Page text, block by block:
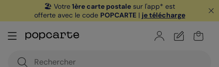
🏖️ Votre1ère carte postale sur l'app* est
offerte avec le code POPCARTE| je télécharge